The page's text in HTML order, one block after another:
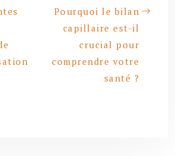
Pourquoi le bilan
capillaire est-il
crucial pour
comprendre votre
santé ?